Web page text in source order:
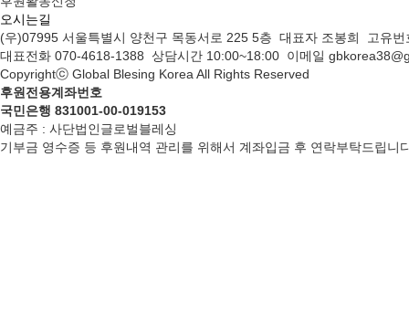
오시는길
(우)07995 서울특별시 양천구 목동서로 225 5층 대표자 조봉희 고유
대표전화 070-4618-1388 상담시간 10:00~18:00 이메일
Copyrightⓒ Global Blesing Korea All Rights Reserved
후원전용계좌번호
국민은행 831001-00-019153
예금주 : 사단법인글로벌블레싱
기부금 영수증 등 후원내역 관리를 위해서 계좌입금 후 연락부탁드립니